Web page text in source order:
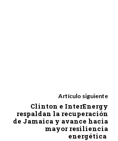
Artículo siguiente
Clinton e InterEnergy
respaldan la recuperación
de Jamaica y avance hacia
mayor resiliencia
energética